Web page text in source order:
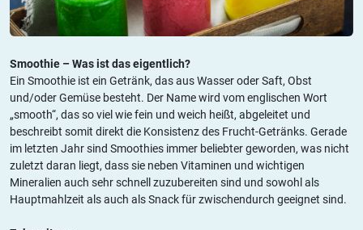
Smoothie – Was ist das eigentlich?
Ein Smoothie ist ein Getränk, das aus Wasser oder Saft, Obst
und/oder Gemüse besteht. Der Name wird vom englischen Wort
„smooth“, das so viel wie fein und weich heißt, abgeleitet und
beschreibt somit direkt die Konsistenz des Frucht-Getränks. Gerade
im letzten Jahr sind Smoothies immer beliebter geworden, was nicht
zuletzt daran liegt, dass sie neben Vitaminen und wichtigen
Mineralien auch sehr schnell zuzubereiten sind und sowohl als
Hauptmahlzeit als auch als Snack für zwischendurch geeignet sind.